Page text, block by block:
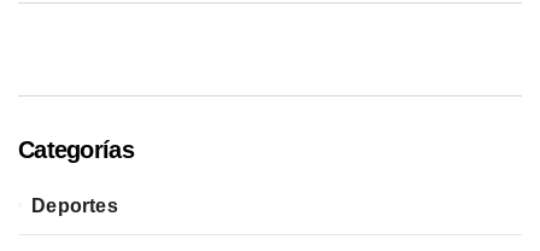
Categorías
Deportes